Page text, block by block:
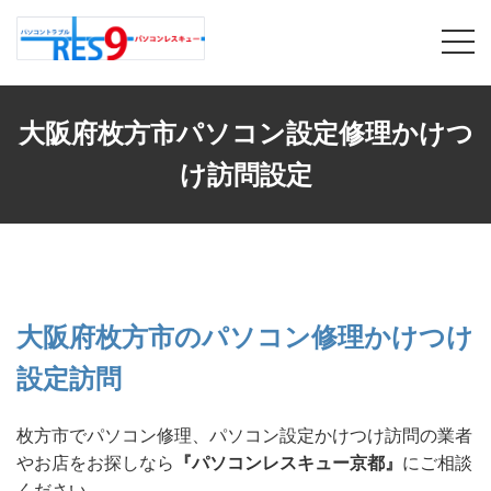
大阪府枚方市パソコン設定修理かけつ
け訪問設定
大阪府枚方市のパソコン修理かけつけ
設定訪問
枚方市でパソコン修理、パソコン設定かけつけ訪問の業者
やお店をお探しなら
『パソコンレスキュー京都』 にご相談